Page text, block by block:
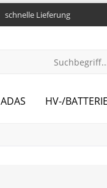
schnelle Lieferung
ADAS HV-/